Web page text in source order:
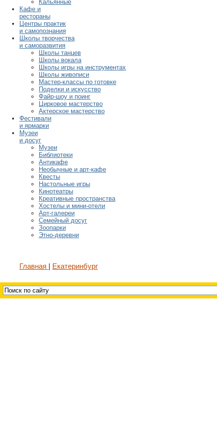
Кальянные
Кафе и
рестораны
Центры практик
и самопознания
Школы творчества
и саморазвития
Школы танцев
Школы вокала
Школы игры на инструментах
Школы живописи
Мастер-классы по готовке
Поделки и искусство
Файр-шоу и поинг
Цирковое мастерство
Актерское мастерство
Фестивали
и ярмарки
Музеи
и досуг
Музеи
Библиотеки
Антикафе
Необычные и арт-кафе
Квесты
Настольные игры
Кинотеатры
Креативные пространства
Хостелы и мини-отели
Арт-галереи
Семейный досуг
Зоопарки
Этно-деревни
Главная Екатеринбург